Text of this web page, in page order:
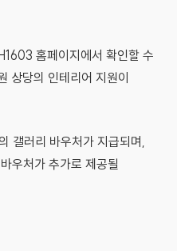
홈페이지에서 확인할 수
상당의 인테리어 지원이
갤러리 바우처가 지급되며,
우처가 추가로 제공될